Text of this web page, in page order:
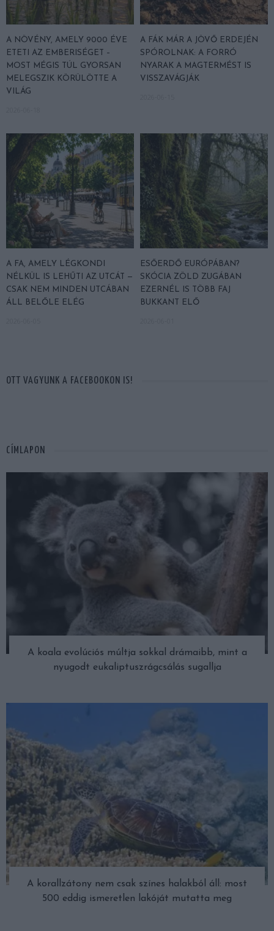
A NÖVÉNY, AMELY 9000 ÉVE
ETETI AZ EMBERISÉGET –
MOST MÉGIS TÚL GYORSAN
MELEGSZIK KÖRÜLÖTTE A
VILÁG
A FÁK MÁR A JÖVŐ ERDEJÉN
SPÓROLNAK: A FORRÓ
NYARAK A MAGTERMÉST IS
VISSZAVÁGJÁK
A FA, AMELY LÉGKONDI
NÉLKÜL IS LEHŰTI AZ UTCÁT —
CSAK NEM MINDEN UTCÁBAN
ÁLL BELŐLE ELÉG
ESŐERDŐ EURÓPÁBAN?
SKÓCIA ZÖLD ZUGÁBAN
EZERNÉL IS TÖBB FAJ
BUKKANT ELŐ
OTT VAGYUNK A FACEBOOKON IS!
CÍMLAPON
A koala evolúciós múltja sokkal drámaibb, mint a
nyugodt eukaliptuszrágcsálás sugallja
A korallzátony nem csak színes halakból áll: most
500 eddig ismeretlen lakóját mutatta meg